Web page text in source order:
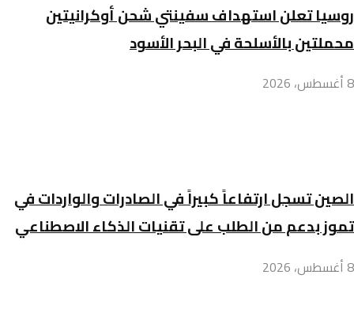
روسيا تعلن استهداف سفينتي شحن أوكرانيتين
محملتين بالأسلحة في البحر الأسود
8 أغسطس، 2026
الصين تسجل ارتفاعاً كبيراً في الصادرات والواردات في
تموز بدعم من الطلب على تقنيات الذكاء الاصطناعي
8 أغسطس، 2026